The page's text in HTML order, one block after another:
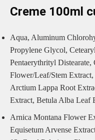
Creme 100ml
Aqua, Aluminum
Propylene Glycol,
Pentaerythrityl
Flower/Leaf/Stem
Arctium Lappa Root
Extract, Betula Alba Leaf
Arnica Montana Flower
Equisetum Arvense